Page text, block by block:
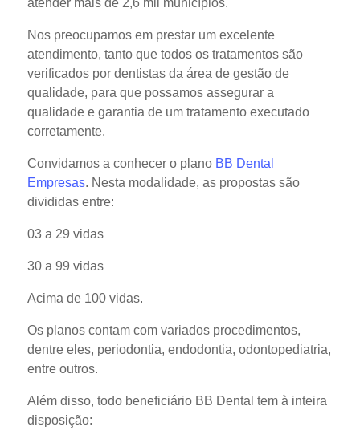
atender mais de 2,6 mil municípios.
Nos preocupamos em prestar um excelente
atendimento, tanto que todos os tratamentos são
verificados por dentistas da área de gestão de
qualidade, para que possamos assegurar a
qualidade e garantia de um tratamento executado
corretamente.
Convidamos a conhecer o plano BB Dental
Empresas. Nesta modalidade, as propostas são
divididas entre:
03 a 29 vidas
30 a 99 vidas
Acima de 100 vidas.
Os planos contam com variados procedimentos,
dentre eles, periodontia, endodontia, odontopediatria,
entre outros.
Além disso, todo beneficiário BB Dental tem à inteira
disposição: